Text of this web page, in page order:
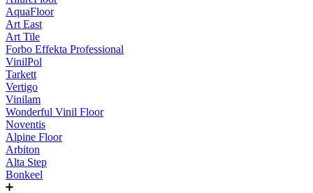
AquaFloor
Art East
Art Tile
Forbo Effekta Professional
VinilPol
Tarkett
Vertigo
Vinilam
Wonderful Vinil Floor
Noventis
Alpine Floor
Arbiton
Alta Step
Bonkeel